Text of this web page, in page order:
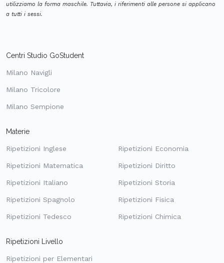
utilizziamo la forma maschile. Tuttavia, i riferimenti alle persone si applicano
a tutti i sessi.
Centri Studio GoStudent
Milano Navigli
Milano Tricolore
Milano Sempione
Materie
Ripetizioni Inglese
Ripetizioni Matematica
Ripetizioni Italiano
Ripetizioni Spagnolo
Ripetizioni Tedesco
Ripetizioni Economia
Ripetizioni Diritto
Ripetizioni Storia
Ripetizioni Fisica
Ripetizioni Chimica
Ripetizioni Livello
Ripetizioni per Elementari